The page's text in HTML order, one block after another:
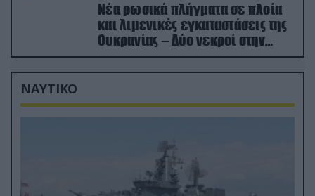
Νέα ρωσικά πλήγματα σε πλοία
και λιμενικές εγκαταστάσεις της
Ουκρανίας – Δύο νεκροί στην
Κριμαία
ΝΑΥΤΙΚΟ